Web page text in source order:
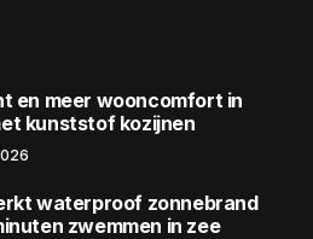
en meer wooncomfort in
kunststof kozijnen
waterproof zonnebrand
zwemmen in zee